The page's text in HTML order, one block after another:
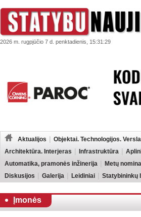
2026 m. rugpjūčio 7 d. penktadienis, 15:31:29
Aktualijos Objektai. Technologijos.
Architektūra. Interjeras
Infrastruktūra
Automatika, pramonės inžinerija
Metų
Diskusijos
Galerija Leidiniai Statybininkų
Įmonės